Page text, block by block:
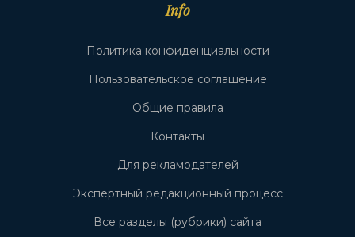
Info
Политика конфиденциальности
Пользовательское соглашение
Общие правила
Контакты
Для рекламодателей
Экспертный редакционный процесс
Все разделы (рубрики) сайта